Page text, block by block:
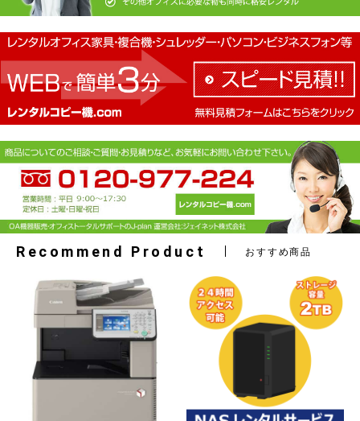
Recommend Product おすすめ商品